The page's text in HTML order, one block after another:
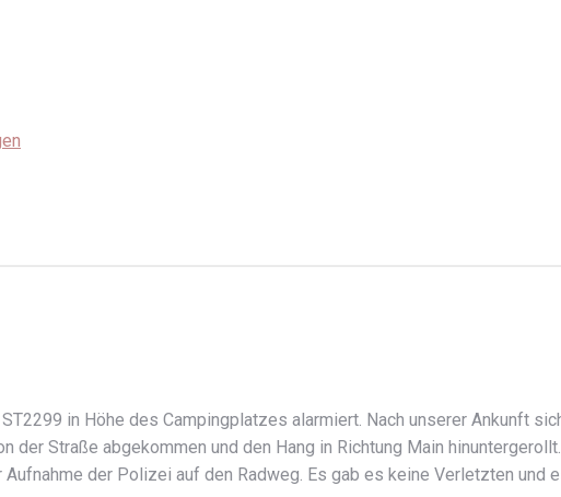
in Höhe des Campingplatzes alarmiert. Nach unserer Ankunft
der Straße abgekommen und den Hang in Richtung Main
der Polizei auf den Radweg. Es gab es keine Verletzten und